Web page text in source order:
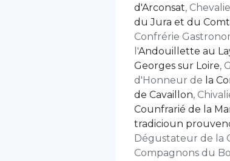
d'Arconsat,
du Jura et du
Confrérie
l'Andouillette au
Georges sur Loire,
d'Honneur de la
de Cavaillon,
Counfrarié de la
tradicioun
Dégustateur de la
Compagnons du